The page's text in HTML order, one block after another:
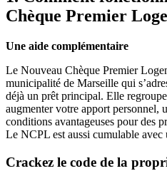
Chèque Premier
Une aide complémentaire
Le Nouveau Chèque Premier
municipalité de Marseille qui
déjà un prêt principal. Elle
augmenter votre apport personnel,
conditions avantageuses pour des
Le NCPL est aussi cumulable avec
Crackez le code de la